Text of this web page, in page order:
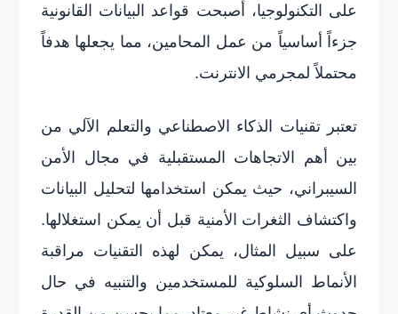
على التكنولوجيا، أصبحت قواعد البيانات القانونية
جزءاً أساسياً من عمل المحامين، مما يجعلها هدفاً
محتملاً لمجرمي الانترنت.
تعتبر تقنيات الذكاء الاصطناعي والتعلم الآلي من
بين أهم الاتجاهات المستقبلية في مجال الأمن
السيبراني، حيث يمكن استخدامها لتحليل البيانات
واكتشاف الثغرات الأمنية قبل أن يمكن استغلالها.
على سبيل المثال، يمكن لهذه التقنيات مراقبة
الأنماط السلوكية للمستخدمين والتنبيه في حال